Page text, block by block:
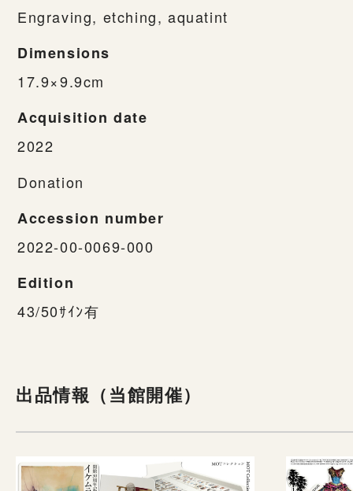
Engraving, etching, aquatint
Dimensions
17.9×9.9cm
Acquisition date
2022
Donation
Accession number
2022-00-0069-000
Edition
43/50ｻｲﾝ有
出品情報（当館開催）